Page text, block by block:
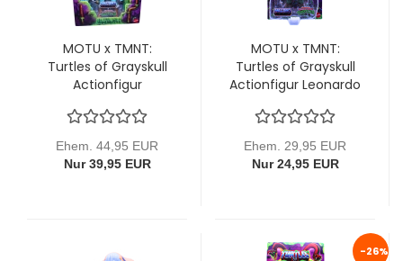
MOTU x TMNT:
Turtles of Grayskull
Actionfigur
von Mattel
Ehem. 44,95 EUR
Nur 39,95 EUR
MOTU x TMNT:
Turtles of Grayskull
Actionfigur Leonardo
von Mattel
Ehem. 29,95 EUR
Nur 24,95 EUR
-26%